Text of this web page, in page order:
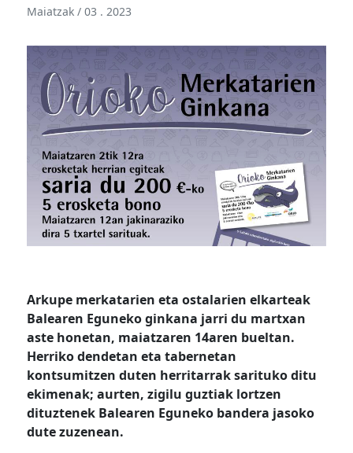
Maiatzak / 03 . 2023
Arkupe merkatarien eta ostalarien elkarteak
Balearen Eguneko ginkana jarri du martxan
aste honetan, maiatzaren 14aren bueltan.
Herriko dendetan eta tabernetan
kontsumitzen duten herritarrak sarituko ditu
ekimenak; aurten, zigilu guztiak lortzen
dituztenek Balearen Eguneko bandera jasoko
dute zuzenean.